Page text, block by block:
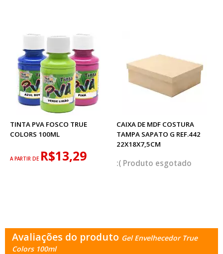
TINTA PVA FOSCO TRUE
COLORS 100ML
A PARTIR DE R$13,29
CAIXA DE MDF COSTURA
TAMPA SAPATO G REF.442
22X18X7,5CM
esgotado
Avaliações do produto Gel Envelhecedor True
Colors 100ml